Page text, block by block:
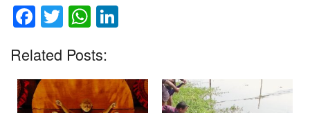
F
c
e
b
T
tt
er
W
at
s
A
e
dI
Related Posts: